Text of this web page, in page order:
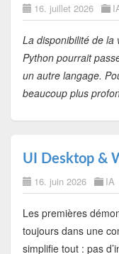
16. juillet 2026
La disponibilité de la
Python pourrait
un autre langage.
beaucoup plus
UI Desktop &
16. juin 2026 IA
Les premières
toujours dans une
simplifie tout : pas